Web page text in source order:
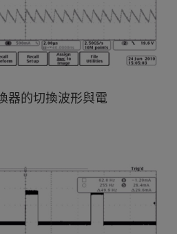
的切換波形與電